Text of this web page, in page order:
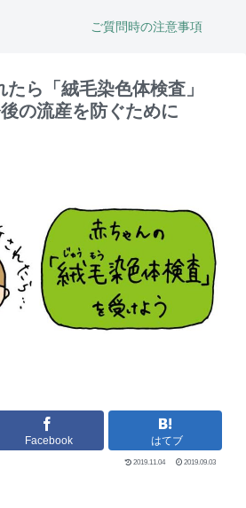
ご質問時の注意事項
ら「絨毛染色体検査」
の流産を防ぐために
Facebook はてブ
2019.11.04 2019.09.03